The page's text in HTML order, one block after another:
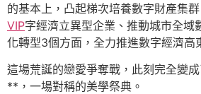
的基本上，凸起梯次培養數字財產集
VIP字經濟立異型企業、推動城市全域
化轉型3個方面，全力推進數字經濟高
這場荒誕的戀愛爭奪戰，此刻完全變
**，一場對稱的美學祭典。